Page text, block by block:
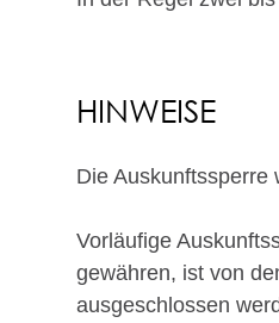
HINWEISE
Die Auskunftssperre
Vorläufige
gewähren, ist von
ausgeschlossen